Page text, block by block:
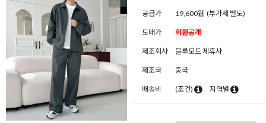
공급가 19,600원 (부가세 별도)
도매가 회원공개
제조회사 블루모드 제휴사
제조국 중국
배송비 (조건) 지역별